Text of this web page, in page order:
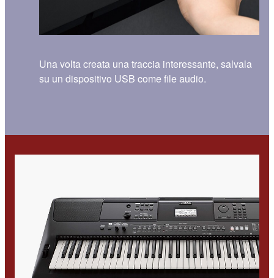
Una volta creata una traccia interessante, salvala
su un dispositivo USB come file audio.